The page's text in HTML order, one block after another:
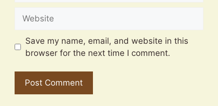
Save my name, email, and website in this
browser for the next time I comment.